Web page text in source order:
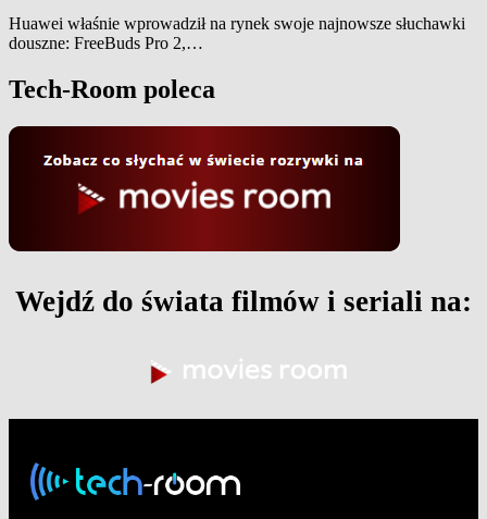
Huawei właśnie wprowadził na rynek swoje najnowsze słuchawki
douszne: FreeBuds Pro 2,…
Tech-Room poleca
Wejdź do świata filmów i seriali na: